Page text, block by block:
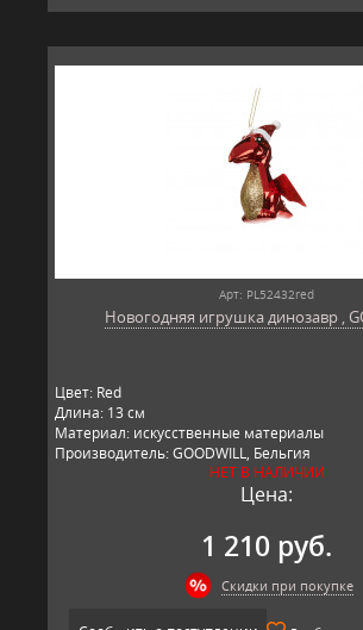
Арт: PL52432red
Новогодняя игрушка динозавр ,
Цвет: Red
Длина: 13 см
Материал: искусственные материалы
Производитель: GOODWILL, Бельгия
НЕТ В НАЛИЧИИ
Цена:
1 210 руб.
Скидки при покупке